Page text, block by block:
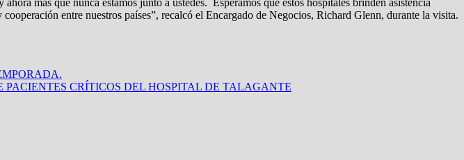
entre nuestros países”, recalcó el Encargado de Negocios, Richard Glenn, durante la visita.
CRÍTICOS DEL HOSPITAL DE TALAGANTE